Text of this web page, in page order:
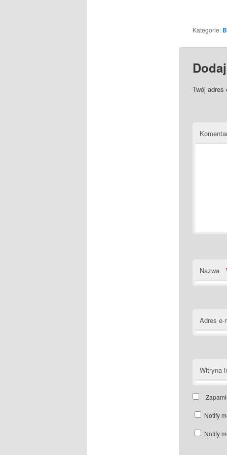
Kategorie:
Twój adres
Nazwa
Adres e-
Witryna
Notify
Notify